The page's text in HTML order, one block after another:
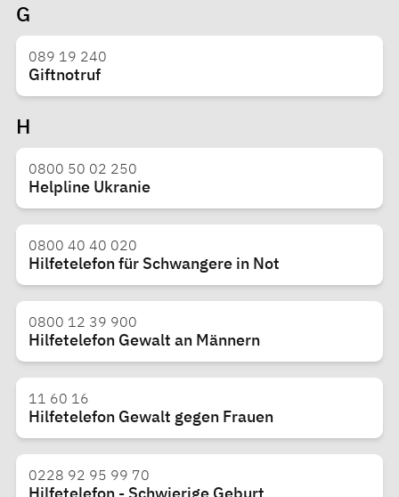
G
089 19 240
Giftnotruf
H
0800 50 02 250
Helpline Ukranie
0800 40 40 020
Hilfetelefon für Schwangere in Not
0800 12 39 900
Hilfetelefon Gewalt an Männern
11 60 16
Hilfetelefon Gewalt gegen Frauen
0228 92 95 99 70
Hilfetelefon - Schwierige Geburt